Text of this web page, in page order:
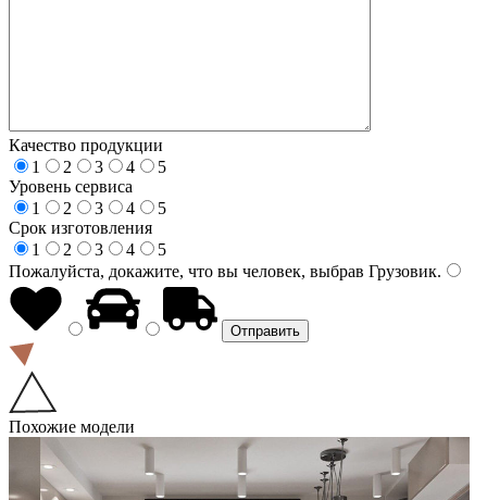
Качество продукции
1
2 3 4
5
Уровень сервиса
1
2 3 4
5
Срок изготовления
1
2 3 4
5
Пожалуйста, докажите, что вы человек, выбрав Грузовик.
Похожие модели